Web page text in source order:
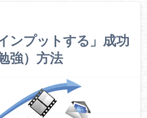
ンプットする」成功
強）方法